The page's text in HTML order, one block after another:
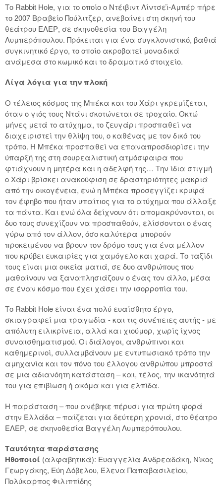
Το Rabbit Hole, για το οποίο ο Ντέιβιντ Λίντσεϊ-Αμπέρ πήρε
το 2007 Βραβείο Πούλιτζερ, ανεβαίνει στη σκηνή του
θεάτρου ΕΛΕΡ, σε σκηνοθεσία του Βαγγέλη
Λυμπερόπουλου. Πρόκειται για ένα συγκλονιστικό, βαθιά
συγκινητικό έργο, το οποίο ακροβατεί μοναδικά
ανάμεσα στο κωμικό και το δραματικό στοιχείο.
Λίγα λόγια για την πλοκή
Ο τέλειος κόσμος της Μπέκα και του Χάρι γκρεμίζεται,
όταν ο γιός τους Ντάνι σκοτώνεται σε τροχαίο. Οκτώ
μήνες μετά το ατύχημα, το ζευγάρι προσπαθεί να
διαχειριστεί την θλίψη του, ο καθένας με τον δικό του
τρόπο. Η Μπέκα προσπαθεί να επαναπροσδιορίσει την
ύπαρξή της στη σουρεαλιστική ατμόσφαιρα που
φτιάχνουν η μητέρα και η αδελφή της… Την ίδια στιγμή
ο Χάρι βρίσκει ανακούφιση σε δραστηριότητες μακριά
από την οικογένεια, ενώ η Μπέκα προσεγγίζει κρυφά
τον έφηβο που ήταν υπαίτιος για το ατύχημα που άλλαξε
τα πάντα. Και ενώ όλα δείχνουν ότι απομακρύνονται, οι
δυο τους συνεχίζουν να προσπαθούν, ελίσσονται ο ένας
γύρω από τον άλλον, όσο καλύτερα μπορούν
προκειμένου να βρουν τον δρόμο τους για ένα μέλλον
που κρύβει ευκαιρίες για χαμόγελο και χαρά. Το ταξίδι
τους είναι μια οικεία ματιά, σε δυο ανθρώπους που
μαθαίνουν να ξαναπλησιάζουν ο ένας τον άλλο, μέσα
σε έναν κόσμο που έχει χάσει την ισορροπία του.
Το Rabbit Hole είναι ένα πολύ ευαίσθητο έργο,
σκιαγραφεί μια τραγωδία - και τις συνέπειες αυτής - με
απόλυτη ειλικρίνεια, αλλά και χιούμορ, χωρίς ίχνος
συναισθηματισμού. Οι διάλογοι, ανθρώπινοι και
καθημερινοί, συλλαμβάνουν με εντυπωσιακό τρόπο την
αμηχανία και τον πόνο του έλλογου ανθρώπου μπροστά
σε μια αδιανόητη κατάσταση – και, τέλος, την ικανότητά
του για επιβίωση ή ακόμα και για ελπίδα.
Η παράσταση – που ανέβηκε πέρυσι για πρώτη φορά
στην Ελλάδα – παίζεται για δεύτερη χρονιά, στο θέατρο
ΕΛΕΡ, σε σκηνοθεσία Βαγγέλη Λυμπερόπουλου.
Ταυτότητα παράστασης
Ηθοποιοί (αλφαβητικά): Ευαγγελία Ανδρεαδάκη, Νίκος
Γεωργάκης, Εύη Δόβελου, Έλενα Παπαβασιλείου,
Πολύκαρπος Φιλιππίδης